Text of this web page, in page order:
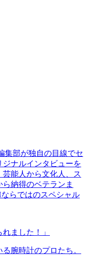
集部が独自の目線でセ
ナルインタビューを
能人から文化人、ス
納得のベテランま
らではのスペシャル
ました！」
腕時計のプロたち。